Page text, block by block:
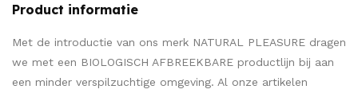
Product informatie
Met de introductie van ons merk NATURAL PLEASURE dragen
we met een BIOLOGISCH AFBREEKBARE productlijn bij aan
een minder verspilzuchtige omgeving. Al onze artikelen